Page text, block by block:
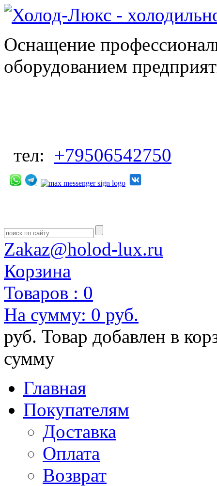
Оснащение
оборудованием
тел: +79506542750
Zakaz@holod-lux.ru
Корзина
Товаров : 0
На сумму: 0 руб.
руб. Товар добавлен в
сумму
Главная
Покупателям
Доставка
Оплата
Возврат